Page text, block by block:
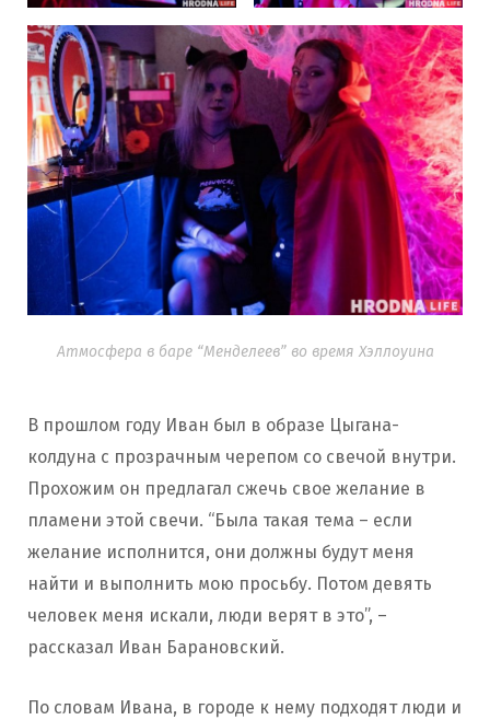
Атмосфера в баре “Менделеев” во время Хэллоуина
В прошлом году Иван был в образе Цыгана-
колдуна с прозрачным черепом со свечой внутри.
Прохожим он предлагал сжечь свое желание в
пламени этой свечи. “Была такая тема – если
желание исполнится, они должны будут меня
найти и выполнить мою просьбу. Потом девять
человек меня искали, люди верят в это”, –
рассказал Иван Барановский.
По словам Ивана, в городе к нему подходят люди и